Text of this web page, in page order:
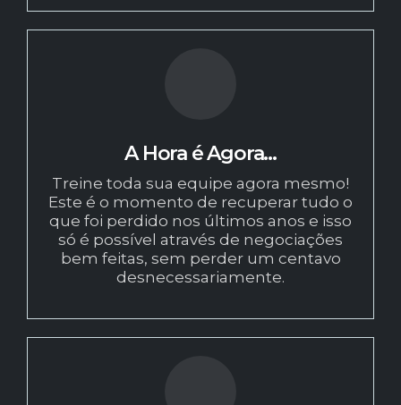
A Hora é Agora...
Treine toda sua equipe agora mesmo!
Este é o momento de recuperar tudo o
que foi perdido nos últimos anos e isso
só é possível através de negociações
bem feitas, sem perder um centavo
desnecessariamente.